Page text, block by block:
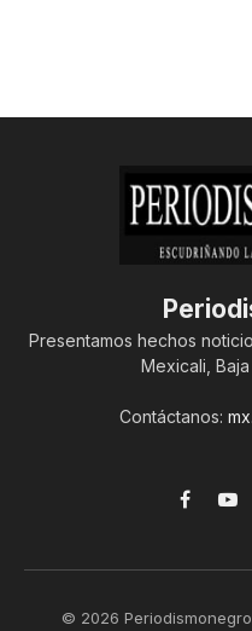
Presentamos hechos
Mexicali,
Contáctanos:
© 2026